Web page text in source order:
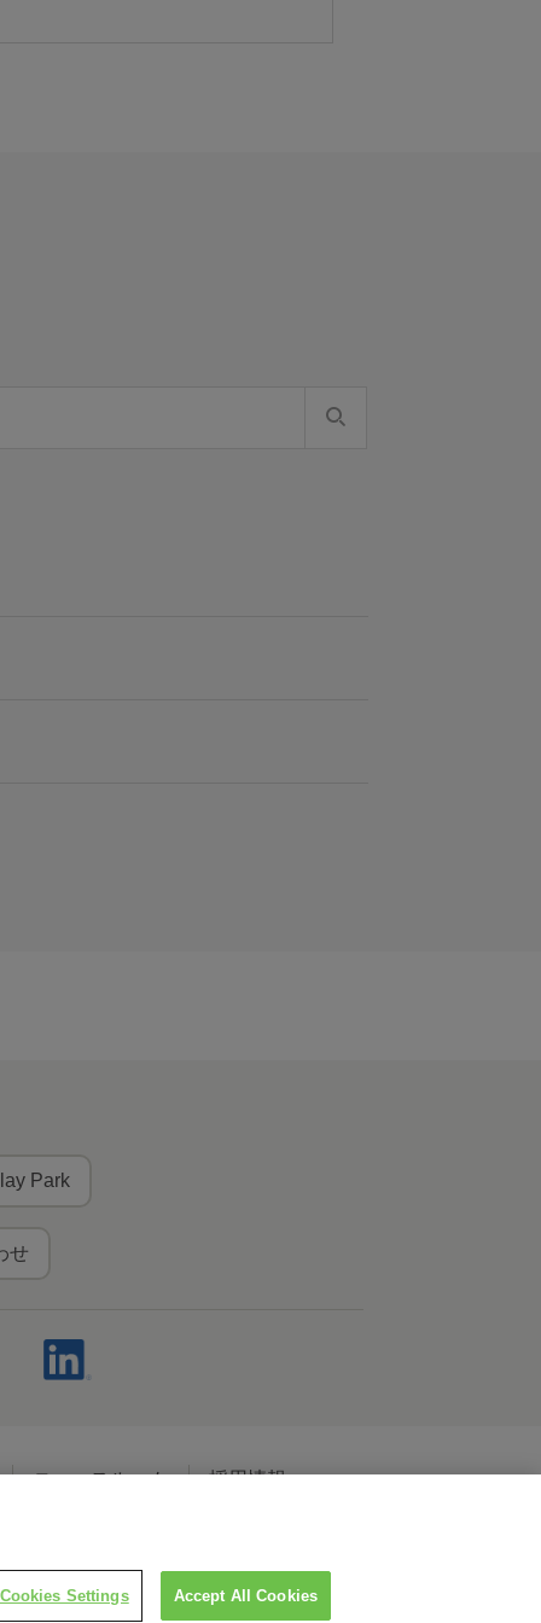
Park
せ
ニュースルーム 採用情報
Cookies Settings Accept All Cookies